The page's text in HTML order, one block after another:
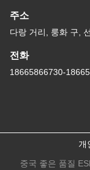
주소
다랑 거리, 룽화 구,
전화
18665866730-
개
중국 좋은 품질